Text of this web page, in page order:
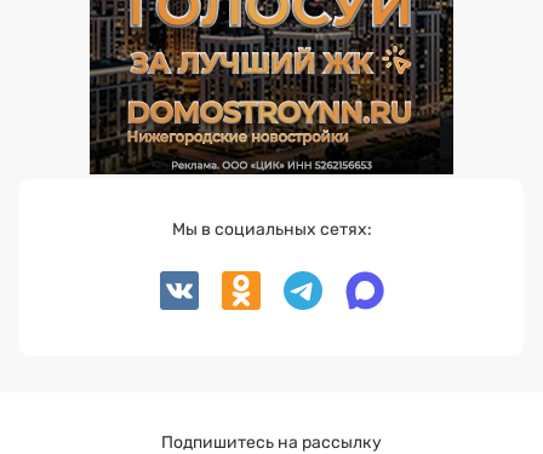
Мы в социальных сетях:
Подпишитесь на рассылку